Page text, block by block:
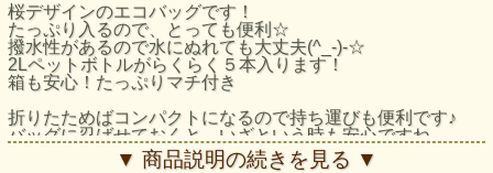
桜デザインのエコバッグです！
たっぷり入るので、とっても便利☆
撥水性があるので水にぬれても大丈夫(^_-)-☆
2Lペットボトルがらくらく５本入ります！
箱も安心！たっぷりマチ付き
折りたためばコンパクトになるので持ち運びも便利です♪
バッグに忍ばせておくと、いざという時も安心ですね
▼ 商品説明の続きを見る ▼